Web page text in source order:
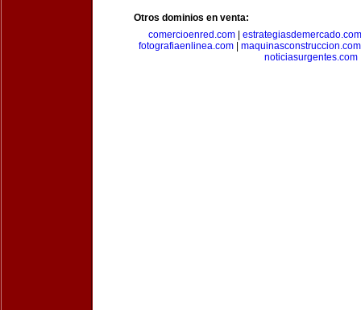
Otros dominios en venta:
comercioenred.com| estrategiasdemercado.com
fotografiaenlinea.com
maquinasconstruccion.com
noticiasurgentes.com